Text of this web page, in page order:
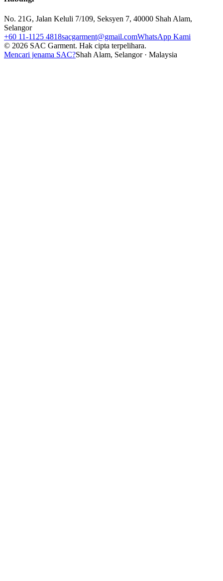
No. 21G, Jalan Keluli 7/109, Seksyen 7, 40000 Shah Alam,
Selangor
+60 11-1125 4818sacgarment@gmail.comWhatsApp Kami
© 2026 SAC Garment. Hak cipta terpelihara.
Mencari jenama SAC?Shah Alam, Selangor · Malaysia